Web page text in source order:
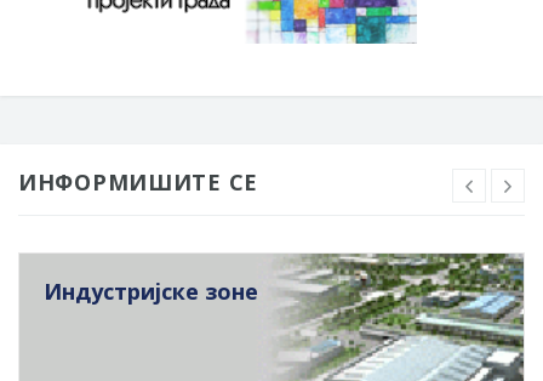
ИНФОРМИШИТЕ СЕ
Индустријске зоне